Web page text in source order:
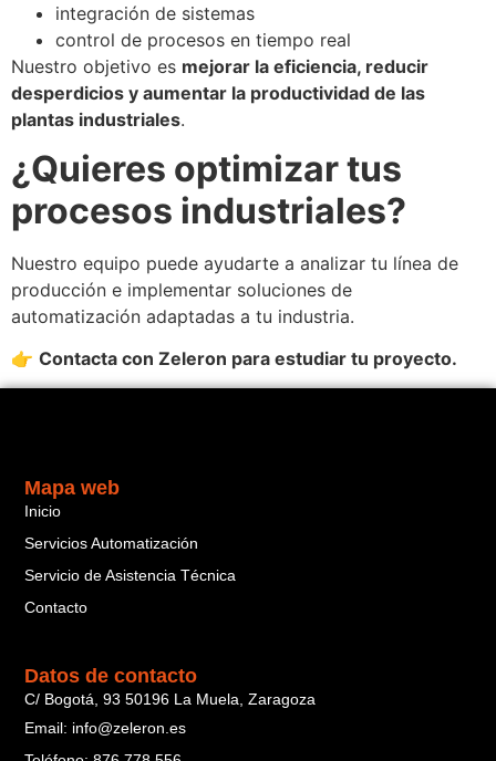
integración de sistemas
control de procesos en tiempo real
Nuestro objetivo es mejorar la eficiencia, reducir
desperdicios y aumentar la productividad de las
plantas industriales.
¿Quieres optimizar tus
procesos industriales?
Nuestro equipo puede ayudarte a analizar tu línea de
producción e implementar soluciones de
automatización adaptadas a tu industria.
👉 Contacta con Zeleron para estudiar tu proyecto.
Mapa web
Inicio
Servicios Automatización
Servicio de Asistencia Técnica
Contacto
Datos de contacto
C/ Bogotá, 93 50196 La Muela, Zaragoza
Email: info@zeleron.es